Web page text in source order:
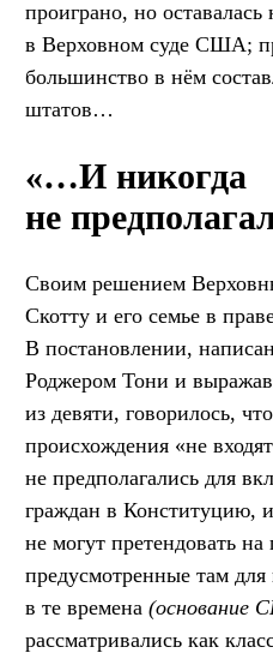
проиграно, но
в Верховном суде США;
большинство в нём
штатов…
«…И никогда
не
Своим решением
Скотту и его семье в
В постановлении,
Роджером Тони и
из девяти, говорилось,
происхождения «не
не предполагались для
граждан в Конституцию,
не могут претендовать
предусмотренные там
в те времена
рассматривались как